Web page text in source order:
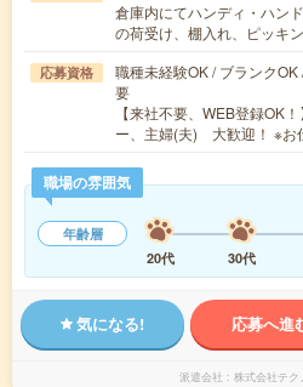
倉庫内にてハンディ・ハン
の荷受け、棚入れ、ピッキ
応募資格
職種未経験OK / ブランク
要
【来社不要、WEB登録OK
ー、主婦(夫) 大歓迎！ ※お
職場の雰囲気
年齢層
20代
30代
気になる! 応募へ進
派遣会社 株式会社テク